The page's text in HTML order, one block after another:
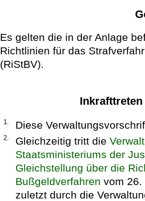
Es gelten die in der Anlage
Richtlinien für das
(RiStBV).
1. Diese
2. Gleichzeitig tritt die
Staatsministeriums der
Gleichstellung über die
Bußgeldverfahren vom 26.
zuletzt durch die